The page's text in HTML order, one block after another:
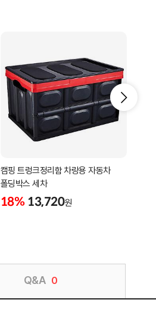
캠핑 트렁크정리함 차랑용 자동차
폴딩박스 세차
18% 13,720원
Q&A 0